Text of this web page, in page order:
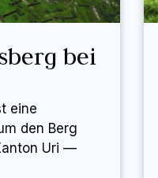
bei
eine
den Berg
Uri —